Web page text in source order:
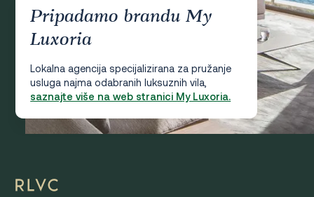
Pripadamo brandu My
Luxoria
Lokalna agencija specijalizirana za pružanje
usluga najma odabranih luksuznih vila,
saznajte više na web stranici My Luxoria.